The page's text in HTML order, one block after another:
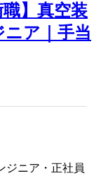
職】真空装
ア｜手当
ジニア・正社員